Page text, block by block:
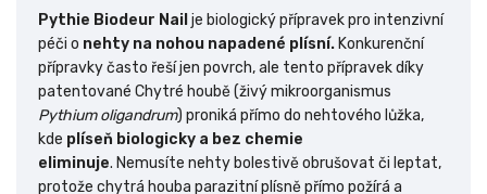
Pythie Biodeur Nail je biologický přípravek pro intenzivní
péči o nehty na nohou napadené plísní. Konkurenční
přípravky často řeší jen povrch, ale tento přípravek díky
patentované Chytré houbě (živý mikroorganismus
Pythium oligandrum) proniká přímo do nehtového lůžka,
kde plíseň biologicky a bez chemie
eliminuje. Nemusíte nehty bolestivě obrušovat či leptat,
protože chytrá houba parazitní plísně přímo požírá a